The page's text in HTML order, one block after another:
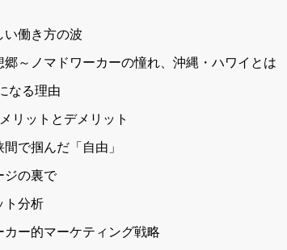
い働き方の波
～ノマドワーカーの憧れ、沖縄・ハワイとは
なる理由
リットとデメリット
で掴んだ「自由」
ジの裏で
ト分析
ー的マーケティング戦略